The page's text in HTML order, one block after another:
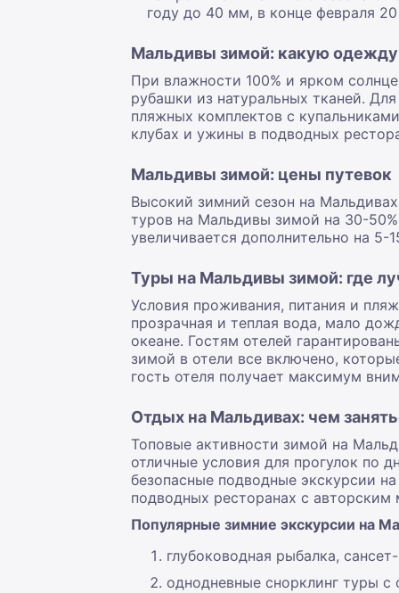
году до 40 мм, в конце февраля
Мальдивы зимой: какую одежду
При влажности 100% и ярком
рубашки из натуральных тканей.
пляжных комплектов с
клубах и ужины в подводных
Мальдивы зимой: цены путевок
Высокий зимний сезон на
туров на Мальдивы зимой на 30-
увеличивается дополнительно на 5-
Туры на Мальдивы зимой: где
Условия проживания, питания и
прозрачная и теплая вода, мало
океане. Гостям отелей
зимой в отели все включено,
гость отеля получает максимум
Отдых на Мальдивах: чем
Топовые активности зимой на
отличные условия для прогулок по
безопасные подводные экскурсии
подводных ресторанах с авторским
Популярные зимние экскурсии на
глубоководная рыбалка,
однодневные снорклинг туры